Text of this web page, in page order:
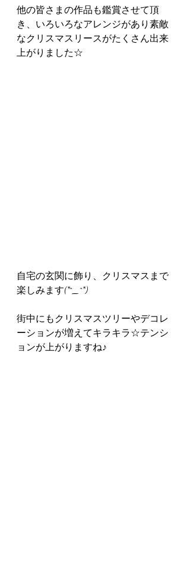
他の皆さまの作品も鑑賞させて頂
き、いろいろなアレンジがあり素敵
なクリスマスリースがたくさん出来
上がりました☆
自宅の玄関に飾り、クリスマスまで
楽しみます(*^_^*)
街中にもクリスマスツリーやデコレ
ーションが増えてキラキラ☆テンシ
ョンが上がりますね♪